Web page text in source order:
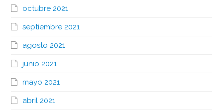
octubre 2021
septiembre 2021
agosto 2021
junio 2021
mayo 2021
abril 2021